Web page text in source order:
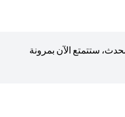
ستتمتع الآن بمرونة